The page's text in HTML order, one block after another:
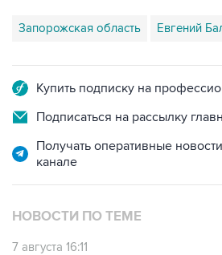
Запорожская область Евгений
Купить подписку на
Подписаться на рассылку
Получать оперативные
канале
НОВОСТИ ПО ТЕМЕ
7 августа 16:11